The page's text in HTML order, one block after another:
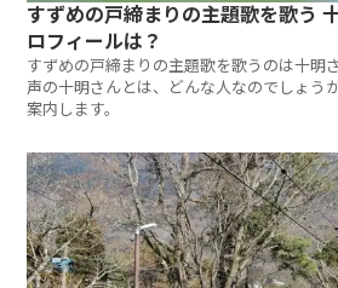
すずめの戸締まりの主題歌を歌う
ロフィールは？
すずめの戸締まりの主題歌を歌うのは十明
声の十明さんとは、どんな人なのでしょう
案内します。